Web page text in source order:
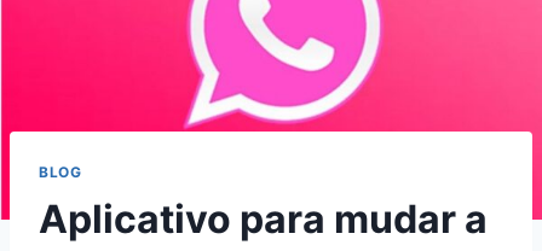
BLOG
Aplicativo para mudar a